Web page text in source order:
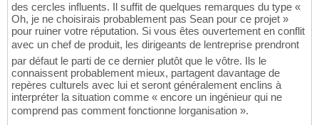
des cercles influents. Il suffit de quelques remarques du type «
Oh, je ne choisirais probablement pas Sean pour ce projet »
pour ruiner votre réputation. Si vous êtes ouvertement en conflit
avec un chef de produit, les dirigeants de lentreprise prendront
par défaut le parti de ce dernier plutôt que le vôtre. Ils le
connaissent probablement mieux, partagent davantage de
repères culturels avec lui et seront généralement enclins à
interpréter la situation comme « encore un ingénieur qui ne
comprend pas comment fonctionne lorganisation ».